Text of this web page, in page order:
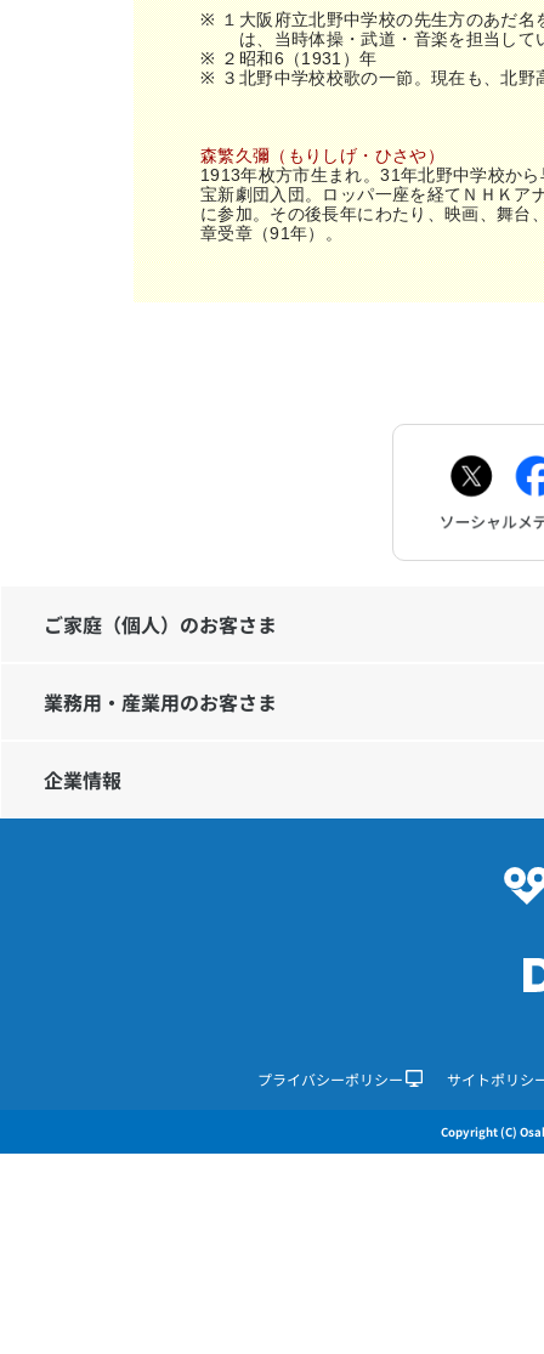
※ １大阪府立北野中学校の先生方のあだ
は、当時体操・武道・音楽を担当して
※ ２昭和6（1931）年
※ ３北野中学校校歌の一節。現在も、北
森繁久彌（もりしげ・ひさや）
1913年枚方市生まれ。31年北野中学校か
宝新劇団入団。ロッパ一座を経てＮＨＫア
に参加。その後長年にわたり、映画、舞台
章受章（91年）。
ご家庭（個人）のお客さま
業務用・産業用のお客さま
企業情報
プライバシーポリシー サイトポリシ
Copyright (C)